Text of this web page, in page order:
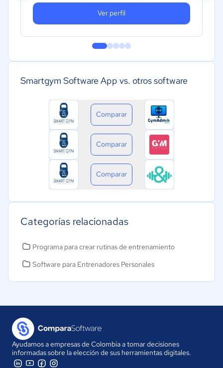
Ver perfil
Smartgym Software App vs. otros software
Comparar
Comparar
Comparar
Categorías relacionadas
Programa para crear rutinas de entrenamiento
Software para Entrenadores Personales
Ayudamos a empresas de Colombia a tomar decisiones
informadas sobre la elección de sus herramientas digitales.